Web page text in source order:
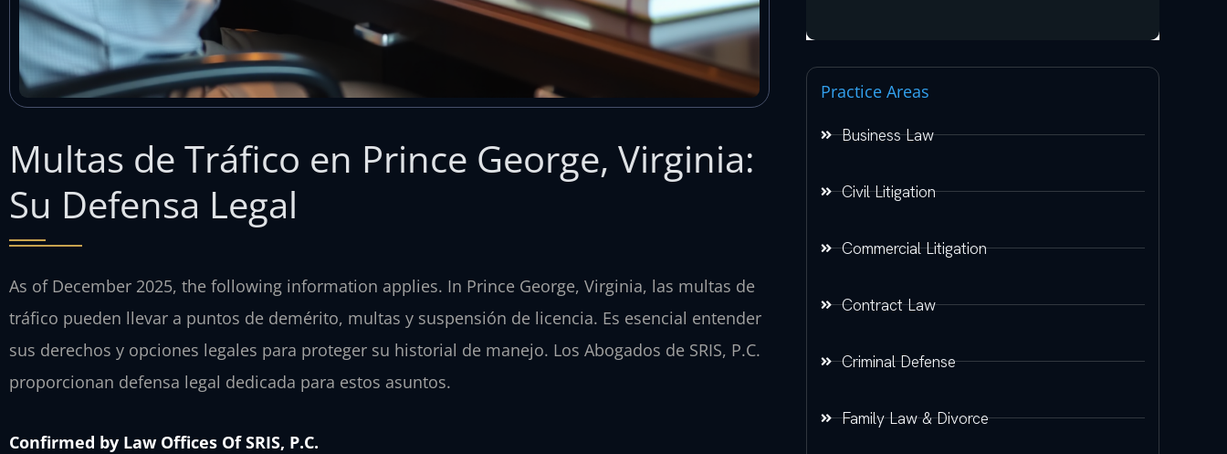
Multas de Tráfico en Prince George, Virginia:
Su Defensa Legal
As of December 2025, the following information applies. In Prince George, Virginia, las multas de
tráfico pueden llevar a puntos de demérito, multas y suspensión de licencia. Es esencial entender
sus derechos y opciones legales para proteger su historial de manejo. Los Abogados de SRIS, P.C.
proporcionan defensa legal dedicada para estos asuntos.
Confirmed by Law Offices Of SRIS, P.C.
Practice Areas
Business Law
Civil Litigation
Commercial Litigation
Contract Law
Criminal Defense
Family Law & Divorce